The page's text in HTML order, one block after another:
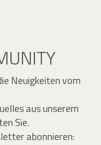
Neuigkeiten vom
aus unserem
Sie.
abonnieren: